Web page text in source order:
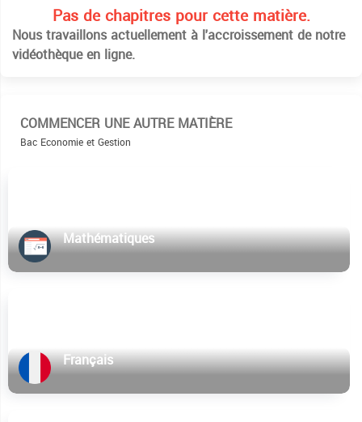
Pas de chapitres pour cette matière.
Nous travaillons actuellement à l'accroissement de notre
vidéothèque en ligne.
COMMENCER UNE AUTRE MATIÈRE
Bac Economie et Gestion
Mathématiques
Français